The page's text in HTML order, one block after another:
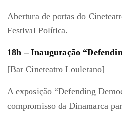
Abertura de portas do
Festival Política.
18h – Inauguração
[Bar Cineteatro Louletano]
A exposição “Defending
compromisso da Dinamarca